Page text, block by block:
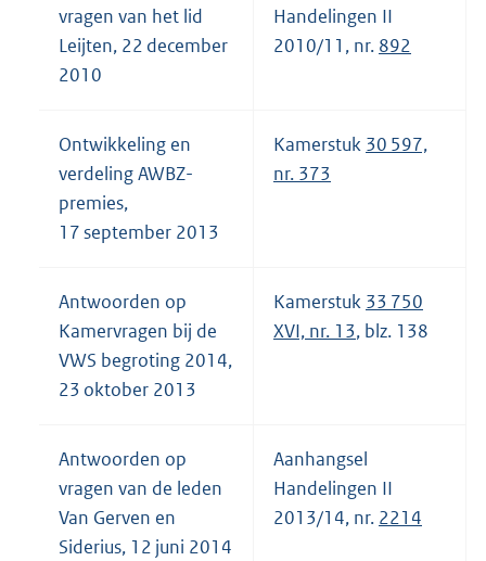
vragen van het lid
Leijten, 22 december
2010
Handelingen II
2010/11, nr. 892
Ontwikkeling en
verdeling AWBZ-
premies,
17 september 2013
Kamerstuk 30 597,
nr. 373
Antwoorden op
Kamervragen bij de
VWS begroting 2014,
23 oktober 2013
Kamerstuk 33 750
XVI, nr. 13, blz. 138
Antwoorden op
vragen van de leden
Van Gerven en
Siderius, 12 juni 2014
Aanhangsel
Handelingen II
2013/14, nr. 2214